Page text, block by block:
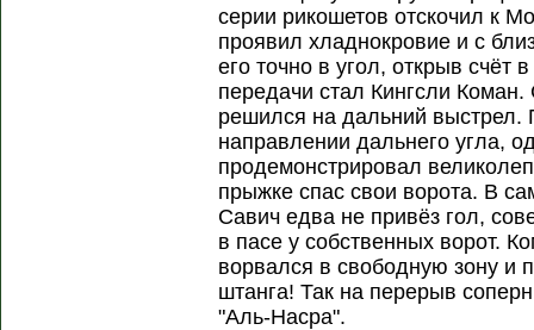
серии рикошетов отскочил к
проявил хладнокровие и с
его точно в угол, открыв счёт
передачи стал Кингсли
решился на дальний выстрел.
направлении дальнего угла,
продемонстрировал
прыжке спас свои ворота. В
Савич едва не привёз гол,
в пасе у собственных ворот.
ворвался в свободную зону и
штанга! Так на перерыв
"Аль-Насра".